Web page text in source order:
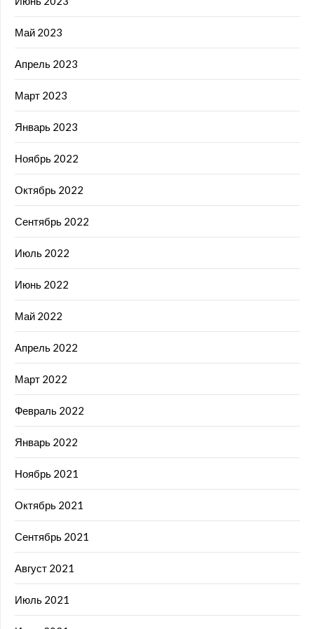
Май 2023
Апрель 2023
Март 2023
Январь 2023
Ноябрь 2022
Октябрь 2022
Сентябрь 2022
Июль 2022
Июнь 2022
Май 2022
Апрель 2022
Март 2022
Февраль 2022
Январь 2022
Ноябрь 2021
Октябрь 2021
Сентябрь 2021
Август 2021
Июль 2021